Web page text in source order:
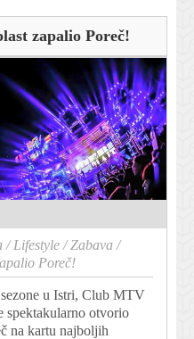
zapalio Poreč!
/Lifestyle /Zabava /
Poreč!
u Istri, Club MTV
spektakularno otvorio
na kartu najboljih